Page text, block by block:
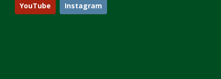
YouTube Instagram